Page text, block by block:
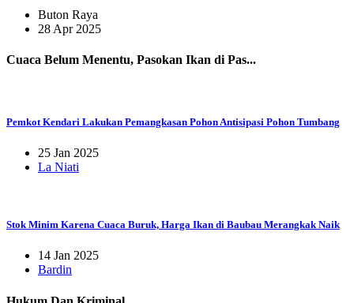
Buton Raya
28 Apr 2025
Cuaca Belum Menentu, Pasokan Ikan di Pas...
Pemkot Kendari Lakukan Pemangkasan Pohon Antisipasi Pohon Tumbang
25 Jan 2025
La Niati
Stok Minim Karena Cuaca Buruk, Harga Ikan di Baubau Merangkak Naik
14 Jan 2025
Bardin